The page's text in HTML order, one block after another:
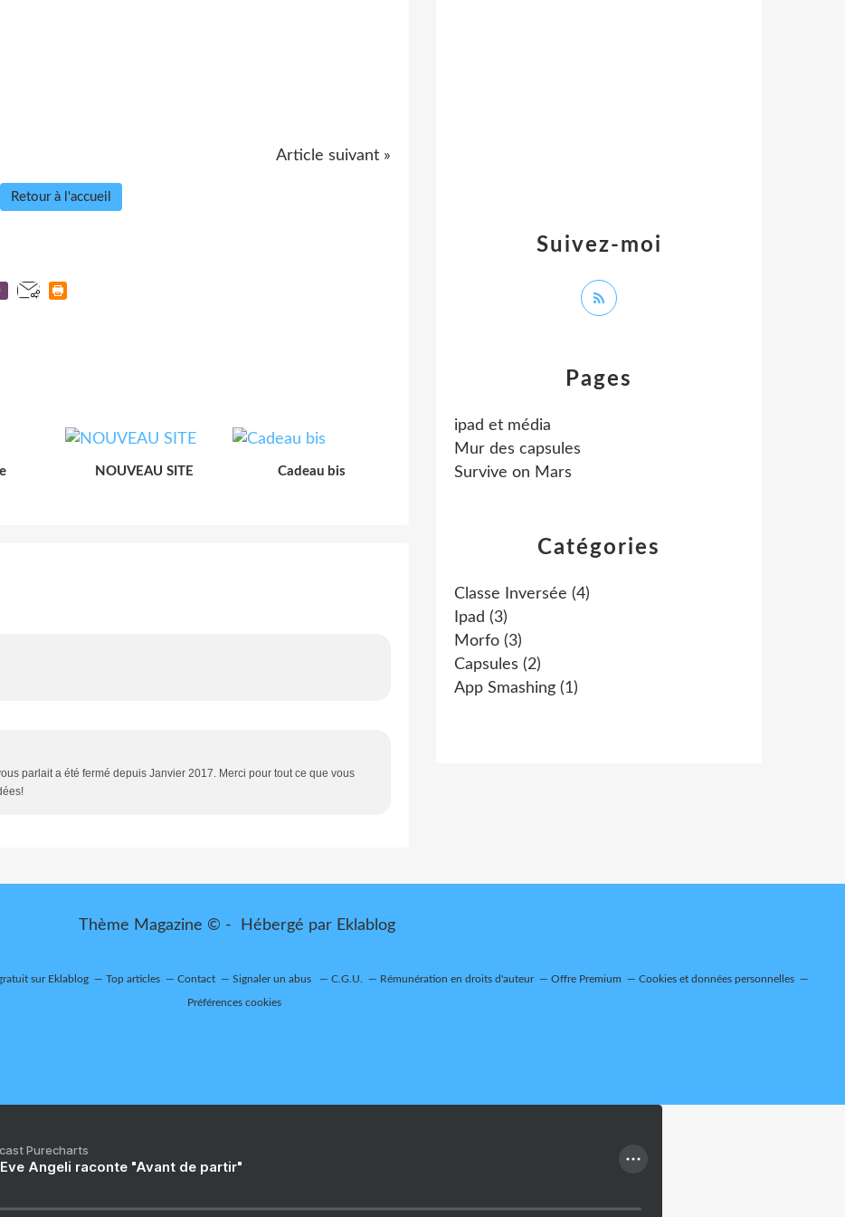
Article suivant »
Retour à l'accueil
NOUVEAU SITE Cadeau bis
parlait a été fermé depuis Janvier 2017. Merci pour tout ce que vous
Catégories
Classe Inversée (4)
Ipad (3)
Morfo (3)
Capsules (2)
App Smashing (1)
Pages
ipad et média
Mur des capsules
Survive on Mars
Suivez-moi
Thème Magazine © - Hébergé par Eklablog
sur Eklablog Top articles Contact Signaler un abus C.G.U. Rémunération en droits d'auteur Offre Premium Cookies et données personnelles
Préférences cookies
Purecharts
Eve Angeli raconte "Avant de partir"